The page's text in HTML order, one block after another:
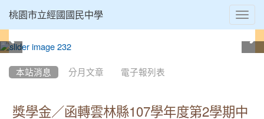
桃園市立經國國民中學
本站消息 分月文章 電子報列表
獎學金／函轉雲林縣107學年度第2學期中